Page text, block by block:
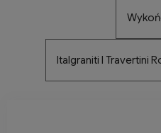
Italgraniti I Travertini